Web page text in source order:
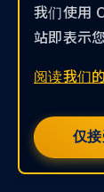
本隐私权声
我们使用
站即表示
阅读我们
仅